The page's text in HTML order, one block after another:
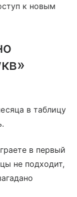
к новым
в таблицу
в первый
не подходит,